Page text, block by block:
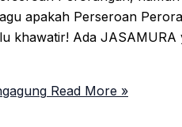
apakah Perseroan
khawatir! Ada JASAMURA
Read More »